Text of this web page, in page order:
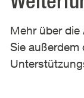
Mehr über die
Sie außerdem